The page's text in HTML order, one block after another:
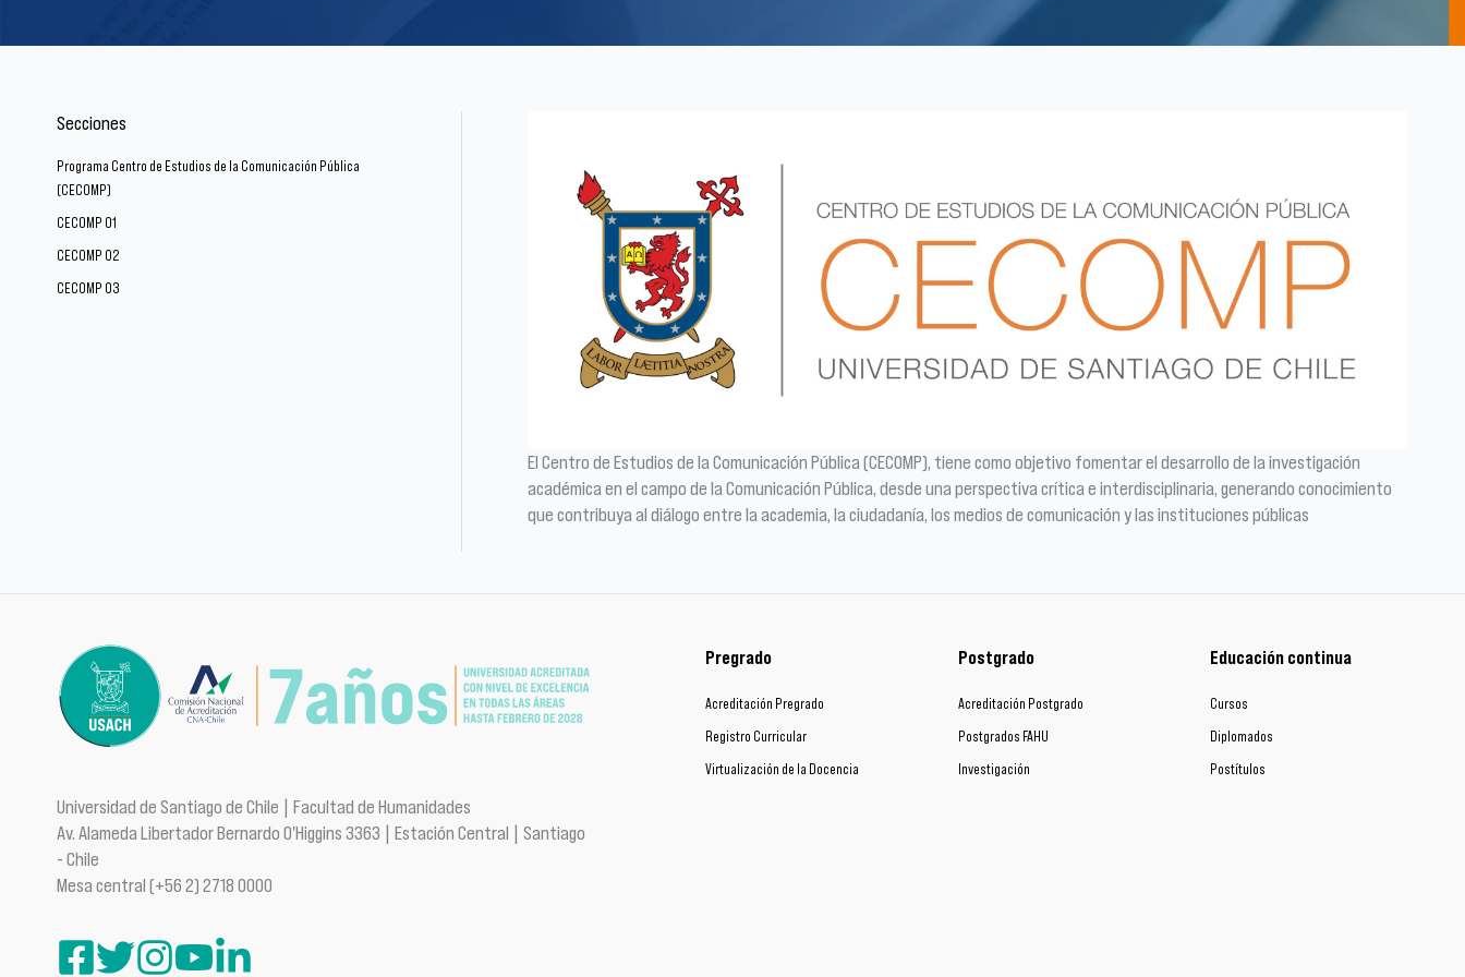
Secciones
Programa Centro de Estudios de la Comunicación Pública
(CECOMP)
CECOMP 01
CECOMP 02
CECOMP 03
El Centro de Estudios de la Comunicación Pública (CECOMP), tiene como objetivo fomentar el desarrollo de la investigación
académica en el campo de la Comunicación Pública, desde una perspectiva crítica e interdisciplinaria, generando conocimiento
que contribuya al diálogo entre la academia, la ciudadanía, los medios de comunicación y las instituciones públicas
Universidad de Santiago de Chile | Facultad de Humanidades
Av. Alameda Libertador Bernardo O'Higgins 3363 | Estación Central | Santiago
- Chile
Mesa central (+56 2) 2718 0000
Pregrado
Acreditación Pregrado
Registro Curricular
Virtualización de la Docencia
Postgrado
Acreditación Postgrado
Postgrados FAHU
Investigación
Educación continua
Cursos
Diplomados
Postítulos